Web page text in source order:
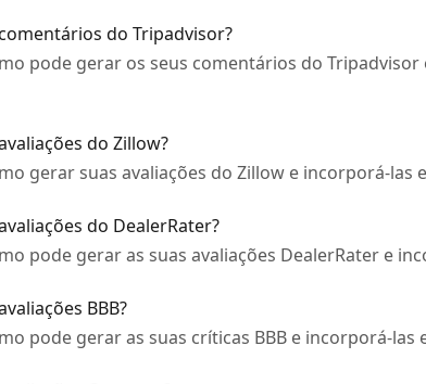
do Tripadvisor?
pode gerar os seus comentários do
do Zillow?
gerar suas avaliações do Zillow e incorporá-las
do DealerRater?
pode gerar as suas avaliações DealerRater e
BBB?
pode gerar as suas críticas BBB e incorporá-las